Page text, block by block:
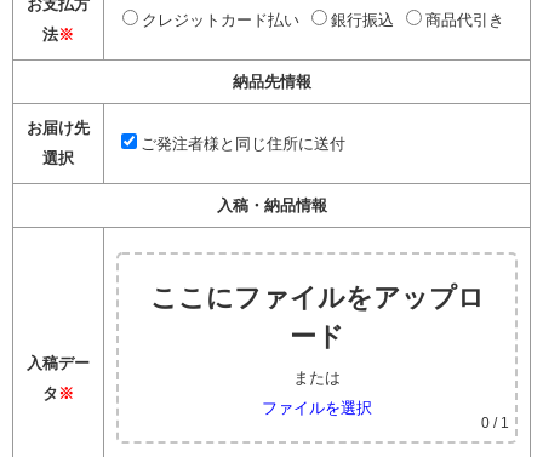
お支払方
法※
クレジットカード払い 銀行振込 商品代引き
納品先情報
お届け先
選択
ご発注者様と同じ住所に送付
入稿・納品情報
入稿デー
タ ※
ここにファイルをアップロ
ード
または
ファイルを選択
0 / 1